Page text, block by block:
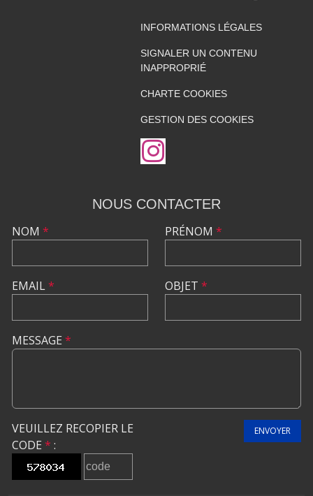
INFORMATIONS LÉGALES
SIGNALER UN CONTENU
INAPPROPRIÉ
CHARTE COOKIES
GESTION DES COOKIES
NOUS CONTACTER
NOM *
EMAIL*
PRÉNOM *
OBJET *
MESSAGE *
VEUILLEZ RECOPIER LE
CODE * :
ENVOYER